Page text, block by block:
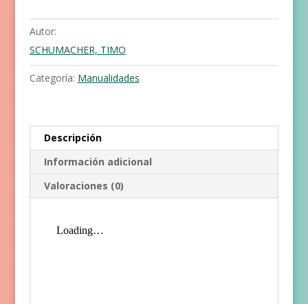
de
coches
cantidad
Autor:
SCHUMACHER, TIMO
Categoría: Manualidades
Descripción
Información adicional
Valoraciones (0)